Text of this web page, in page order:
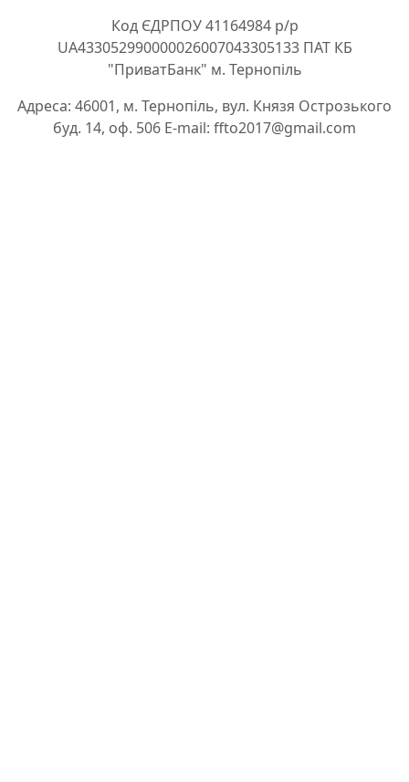
Код ЄДРПОУ 41164984 р/р
UA433052990000026007043305133 ПАТ КБ
"ПриватБанк" м. Тернопіль
Адреса: 46001, м. Тернопіль, вул. Князя Острозького
буд. 14, оф. 506 E-mail: ffto2017@gmail.com